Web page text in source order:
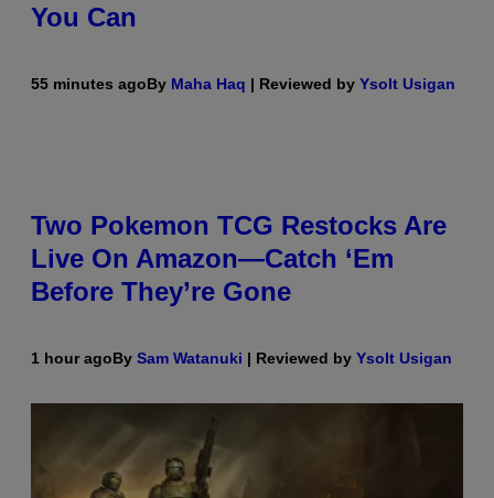
You Can
55 minutes agoBy Maha Haq | Reviewed by Ysolt Usigan
Two Pokemon TCG Restocks Are
Live On Amazon—Catch ‘Em
Before They’re Gone
1 hour agoBy Sam Watanuki | Reviewed by Ysolt Usigan